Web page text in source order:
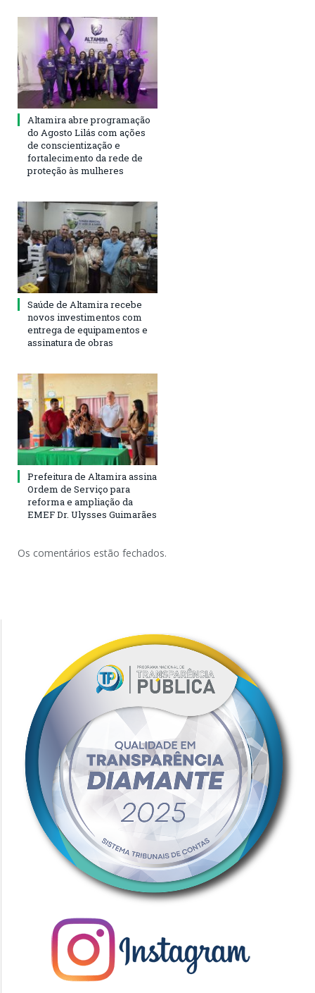
Altamira abre programação
do Agosto Lilás com ações
de conscientização e
fortalecimento da rede de
proteção às mulheres
Saúde de Altamira recebe
novos investimentos com
entrega de equipamentos e
assinatura de obras
Prefeitura de Altamira assina
Ordem de Serviço para
reforma e ampliação da
EMEF Dr. Ulysses Guimarães
Os comentários estão fechados.